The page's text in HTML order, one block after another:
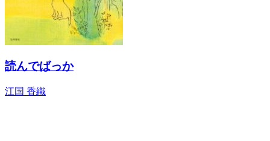
読んでばっか
江国 香織